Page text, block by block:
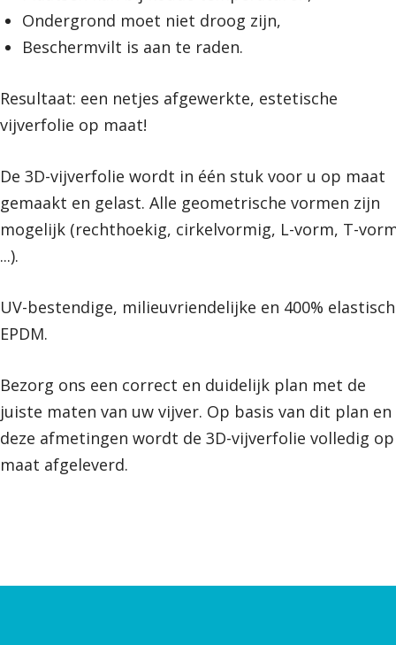
Ondergrond moet niet droog zijn,
Beschermvilt is aan te raden.
Resultaat: een netjes afgewerkte, estetische
vijverfolie op maat!
De 3D-vijverfolie wordt in één stuk voor u op maat
gemaakt en gelast. Alle geometrische vormen zijn
mogelijk (rechthoekig, cirkelvormig, L-vorm, T-
...).
UV-bestendige, milieuvriendelijke en 400%
EPDM.
Bezorg ons een correct en duidelijk plan met de
juiste maten van uw vijver. Op basis van dit plan en
deze afmetingen wordt de 3D-vijverfolie volledig op
maat afgeleverd.